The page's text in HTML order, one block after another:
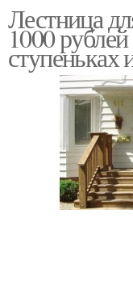
Лестница в
Лестница
1000
ступеньках